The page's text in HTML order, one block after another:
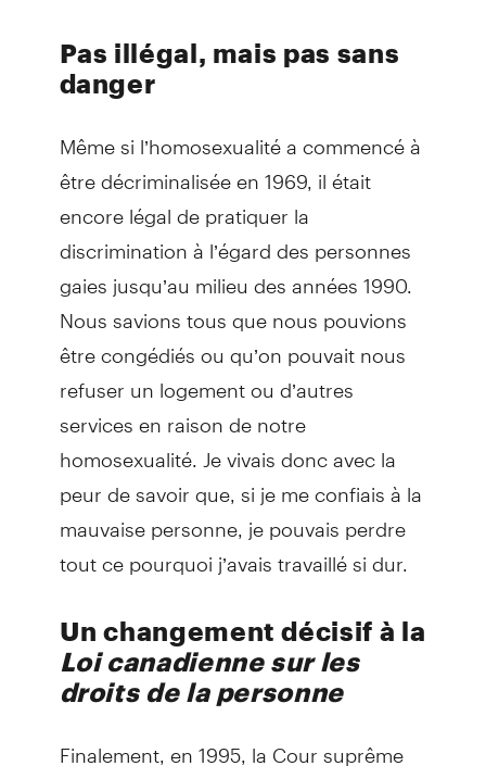
Pas illégal, mais pas sans
danger
Même si l’homosexualité a commencé à
être décriminalisée en 1969, il était
encore légal de pratiquer la
discrimination à l’égard des personnes
gaies jusqu’au milieu des années 1990.
Nous savions tous que nous pouvions
être congédiés ou qu’on pouvait nous
refuser un logement ou d’autres
services en raison de notre
homosexualité. Je vivais donc avec la
peur de savoir que, si je me confiais à la
mauvaise personne, je pouvais perdre
tout ce pourquoi j’avais travaillé si dur.
Un changement décisif à la
Loi canadienne sur les
droits de la personne
Finalement, en 1995, la Cour suprême